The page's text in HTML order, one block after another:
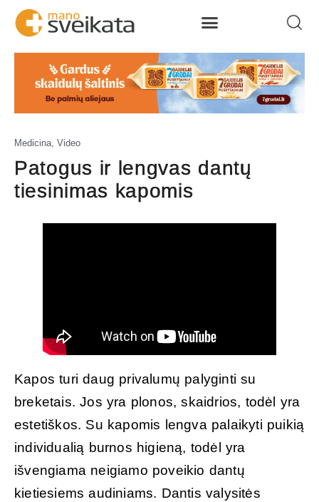
Medicina Video
Patogus ir lengvas dantų
tiesinimas kapomis
Kapos turi daug privalumų palyginti su
breketais. Jos yra plonos, skaidrios, todėl yra
estetiškos. Su kapomis lengva palaikyti puikią
individualią burnos higieną, todėl yra
išvengiama neigiamo poveikio dantų
kietiesiems audiniams. Dantis valysitės